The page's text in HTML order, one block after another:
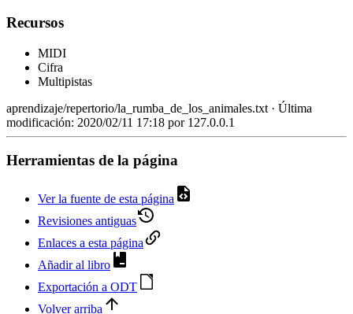
Recursos
MIDI
Cifra
Multipistas
aprendizaje/repertorio/la_rumba_de_los_animales.txt · Última
modificación: 2020/02/11 17:18 por 127.0.0.1
Herramientas de la página
Ver la fuente de esta página
Revisiones antiguas
Enlaces a esta página
Añadir al libro
Exportación a ODT
Volver arriba